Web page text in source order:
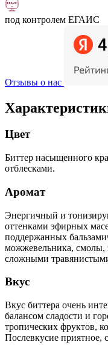
под контролем ЕГАИС
Отзывы о нас
Цвет
Биттер насыщенного
отблесками.
Аромат
Энергичный и
оттенками эфирных
поддержанных
можжевельника, смолы,
сложными
Вкус
Вкус биттера очень
балансом сладости и
тропических фруктов,
Послевкусие приятное,